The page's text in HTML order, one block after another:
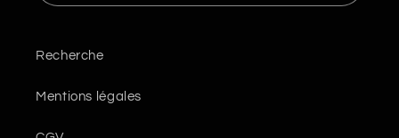
Recherche
Mentions légales